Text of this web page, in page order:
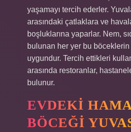
yaşamayı tercih ederler.
arasındaki çatlaklara ve
boşluklarına yaparlar. Nem,
bulunan her yer bu böceklerin
uygundur. Tercih ettikleri
arasında restoranlar,
bulunur.
EVDEKI
BÖCEĞI